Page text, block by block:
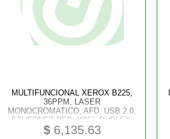
MULTIFUNCIONAL XEROX B225,
36PPM, LASER
MONOCROMATICO, AFD, USB 2.0,
ETHERNET RED, WIFI, DUPLEX,
SILENCIOSA, A4
$6,135.63